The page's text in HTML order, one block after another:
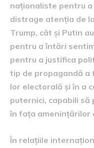
naționaliste pentru a
distrage atenția de
Trump, cât și Putin
pentru a întări
pentru a justifica
tip de propagandă a
lor electorală și în a
puternici, capabili
în fața amenințărilor
În relațiile